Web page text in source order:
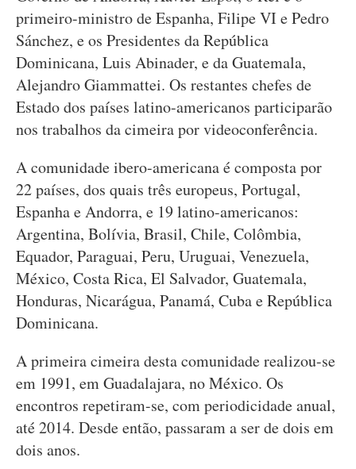
primeiro-ministro de Espanha, Filipe VI e Pedro
Sánchez, e os Presidentes da República
Dominicana, Luis Abinader, e da Guatemala,
Alejandro Giammattei. Os restantes chefes de
Estado dos países latino-americanos participarão
nos trabalhos da cimeira por videoconferência.
A comunidade ibero-americana é composta por
22 países, dos quais três europeus, Portugal,
Espanha e Andorra, e 19 latino-americanos:
Argentina, Bolívia, Brasil, Chile, Colômbia,
Equador, Paraguai, Peru, Uruguai, Venezuela,
México, Costa Rica, El Salvador, Guatemala,
Honduras, Nicarágua, Panamá, Cuba e República
Dominicana.
A primeira cimeira desta comunidade realizou-se
em 1991, em Guadalajara, no México. Os
encontros repetiram-se, com periodicidade anual,
até 2014. Desde então, passaram a ser de dois em
dois anos.